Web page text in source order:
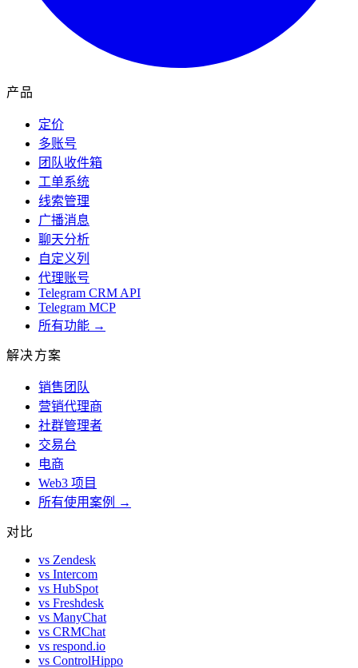
产品
定价
多账号
团队收件箱
工单系统
线索管理
广播消息
聊天分析
自定义列
代理账号
Telegram CRM API
Telegram MCP
所有功能 →
解决方案
销售团队
营销代理商
社群管理者
交易台
电商
Web3 项目
所有使用案例 →
对比
vs Zendesk
vs Intercom
vs HubSpot
vs Freshdesk
vs ManyChat
vs CRMChat
vs respond.io
vs ControlHippo